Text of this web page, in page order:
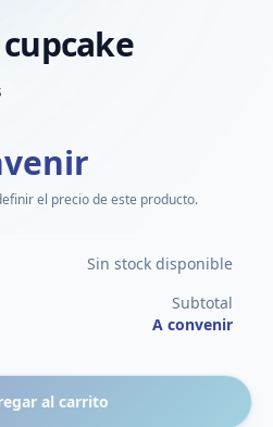
el precio de este producto.
Sin stock disponible
Subtotal
A convenir
al carrito